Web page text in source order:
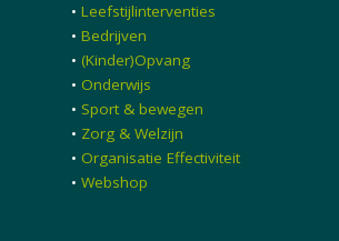
• Leefstijlinterventies
• Bedrijven
• (Kinder)Opvang
• Onderwijs
• Sport & bewegen
• Zorg & Welzijn
• Organisatie Effectiviteit
• Webshop